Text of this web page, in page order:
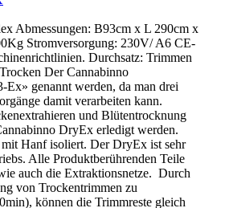
Abmessungen: B93cm x L 290cm x
Stromversorgung: 230V/ A6 CE-
Durchsatz: Trimmen
Der Cannabinno
genannt werden, da man drei
damit verarbeiten kann.
und Blütentrocknung
DryEx erledigt werden.
Hanf isoliert. Der DryEx ist sehr
Alle Produktberührenden Teile
auch die Extraktionsnetze. Durch
von Trockentrimmen zu
können die Trimmreste gleich